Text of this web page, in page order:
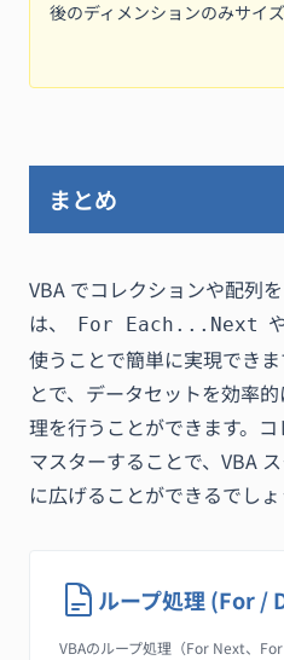
後のディメンションのみサイ
まとめ
VBA でコレクションや配列
は、
For Each...Next
使うことで簡単に実現でき
とで、データセットを効率
理を行うことができます。
マスターすることで、VBA
に広げることができるでしょ
ループ処理 (For /
VBAのループ処理（For Next、